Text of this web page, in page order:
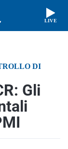
LIVE
DI
Gli